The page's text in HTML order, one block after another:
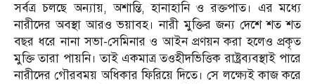
সর্বত্র চলছে অন্যায়, অশান্তি, হানাহানি ও রক্তপাত। এর মধ্যে
নারীদের অবস্থা আরও ভয়াবহ। নারী মুক্তির জন্য দেশে শত শত
বছর ধরে নানা সভা-সেমিনার ও আইন প্রণয়ন করা হলেও প্রকৃত
মুক্তি তারা পায়নি। তাই একমাত্র তওহীদভিত্তিক রাষ্ট্রব্যবস্থাই পারে
নারীদের গৌরবময় অধিকার ফিরিয়ে দিতে। সে লক্ষ্যেই কাজ করে